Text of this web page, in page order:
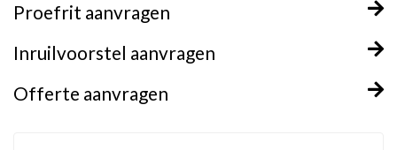
Proefrit aanvragen
Inruilvoorstel aanvragen
Offerte aanvragen